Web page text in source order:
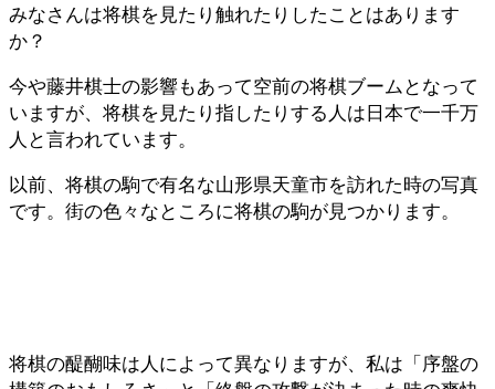
みなさんは将棋を見たり触れたりしたことはあります
か？
今や藤井棋士の影響もあって空前の将棋ブームとなって
いますが、将棋を見たり指したりする人は日本で一千万
人と言われています。
以前、将棋の駒で有名な山形県天童市を訪れた時の写真
です。街の色々なところに将棋の駒が見つかります。
将棋の醍醐味は人によって異なりますが、私は「序盤の